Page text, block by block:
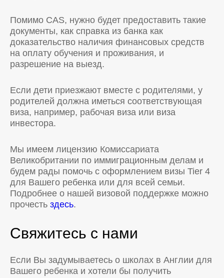
Помимо CAS, нужно будет предоставить такие
документы, как справка из банка как
доказательство наличия финансовых средств
на оплату обучения и проживания, и
разрешение на выезд.
Если дети приезжают вместе с родителями, у
родителей должна иметься соответствующая
виза, например, рабочая виза или виза
инвестора.
Мы имеем лицензию Комиссариата
Великобритании по иммиграционным делам и
будем рады помочь с оформлением визы Tier 4
для Вашего ребенка или для всей семьи.
Подробнее о нашей визовой поддержке можно
прочесть здесь.
Свяжитесь с нами
Если Вы задумываетесь о школах в Англии для
Вашего ребенка и хотели бы получить